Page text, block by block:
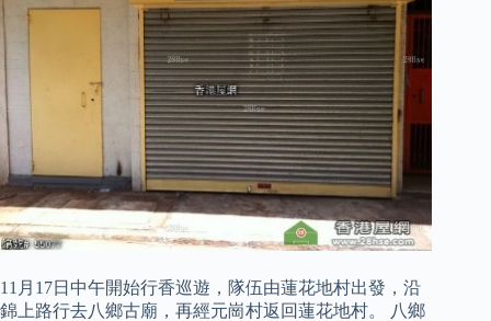
11月17日中午開始行香巡遊，隊伍由蓮花地村出發，沿
錦上路行去八鄉古廟，再經元崗村返回蓮花地村。 八鄉